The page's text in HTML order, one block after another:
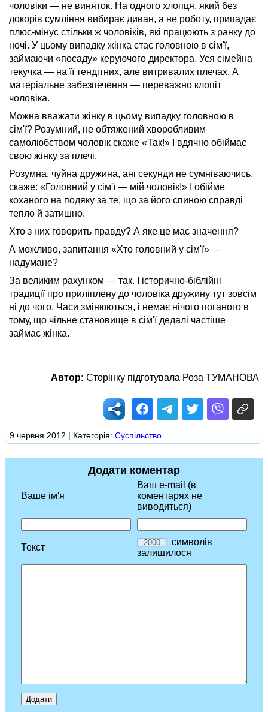
чоловіки — не виняток. На одного хлопця, який без
докорів сумління вибирає диван, а не роботу, припадає
плюс-мінус стільки ж чоловіків, які працюють з ранку до
ночі. У цьому випадку жінка стає головною в сім'ї,
займаючи «посаду» керуючого директора. Уся сімейна
текучка — на її тендітних, але витривалих плечах. А
матеріальне забезпечення — переважно клопіт
чоловіка.
Можна вважати жінку в цьому випадку головною в
сім'ї? Розумний, не обтяжений хворобливим
самолюбством чоловік скаже «Так!» І вдячно обіймає
свою жінку за плечі.
Розумна, чуйна дружина, ані секунди не сумніваючись,
скаже: «Головний у сім'ї — мій чоловік!» І обійме
коханого на подяку за те, що за його спиною справді
тепло й затишно.
Хто з них говорить правду? А яке це має значення?
А можливо, запитання «Хто головний у сім'ї» —
надумане?
За великим рахунком — так. І історично-біблійні
традиції про приліплену до чоловіка дружину тут зовсім
ні до чого. Часи змінюються, і немає нічого поганого в
тому, що чільне становище в сім'ї дедалі частіше
займає жінка.
Автор: Сторінку підготувала Роза ТУМАНОВА
9 червня 2012 | Категорія: Суспільство
Додати коментар
Ваше ім'я
Ваш e-mail (в
коментарях не
виводиться)
Текст
символів
залишилося